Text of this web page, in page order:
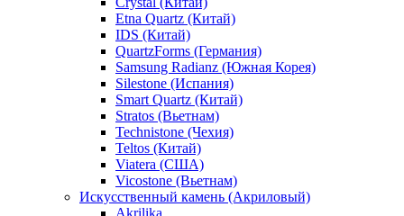
Etna Quartz (Китай)
IDS (Китай)
QuartzForms (Германия)
Samsung Radianz (Южная Корея)
Silestone (Испания)
Smart Quartz (Китай)
Stratos (Вьетнам)
Technistone (Чехия)
Teltos (Китай)
Viatera (США)
Vicostone (Вьетнам)
Искусственный камень (Акриловый)
Akrilika